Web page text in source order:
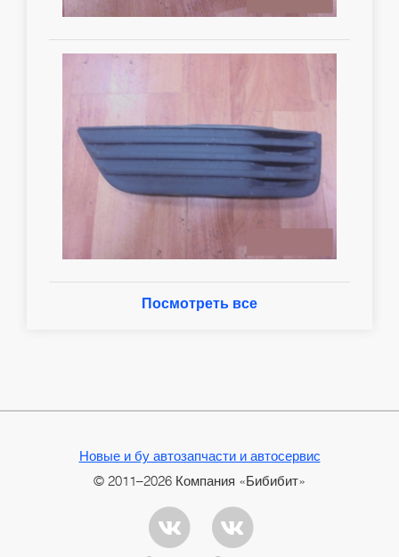
Посмотреть все
Новые и бу автозапчасти и автосервис
© 2011–2026 Компания «Бибибит»